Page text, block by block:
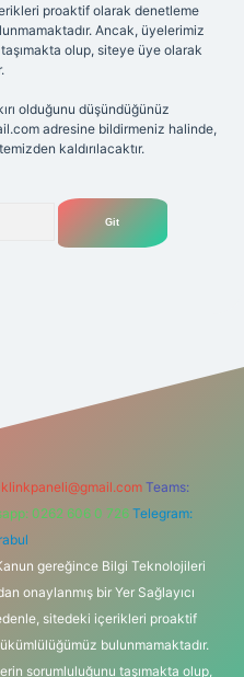
proaktif olarak denetleme
Ancak, üyelerimiz
olup, siteye üye olarak
olduğunu düşündüğünüz
adresine bildirmeniz halinde,
kaldırılacaktır.
Teams:
0262 606 0 726 Telegram:
gereğince Bilgi Teknolojileri
onaylanmış bir Yer Sağlayıcı
sitedeki içerikleri proaktif
bulunmamaktadır.
sorumluluğunu taşımakta olup,